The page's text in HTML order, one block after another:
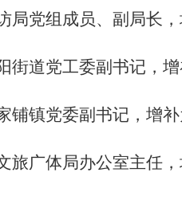
局党组成员、副局长
街道党工委副书记，
铺镇党委副书记， 增
旅广体局办公室主任